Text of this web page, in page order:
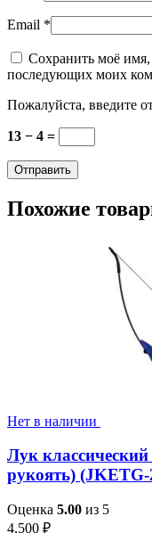
Email *
Сохранить моё имя,
последующих моих
Пожалуйста, введите
13 − 4 =
Похожие
Нет в наличии
Лук
рукоять)
Оценка 5.00 из 5
4,500 ₽